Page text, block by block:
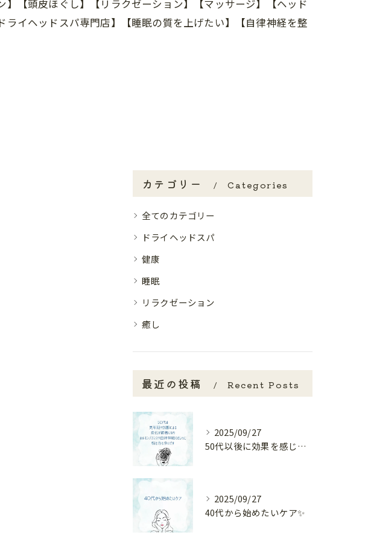
【頭皮ほぐし】【リラクゼーション】【マッサージ】【ヘッド
イヘッドスパ専門店】【睡眠の質を上げたい】【自律神経を整
カテゴリー Categories
全てのカテゴリー
ドライヘッドスパ
健康
睡眠
リラクゼーション
癒し
最近の投稿 Recent Posts
2025/09/27
50代以後に効果を感じやすいケア🌿
2025/09/27
40代から始めたいケア✨